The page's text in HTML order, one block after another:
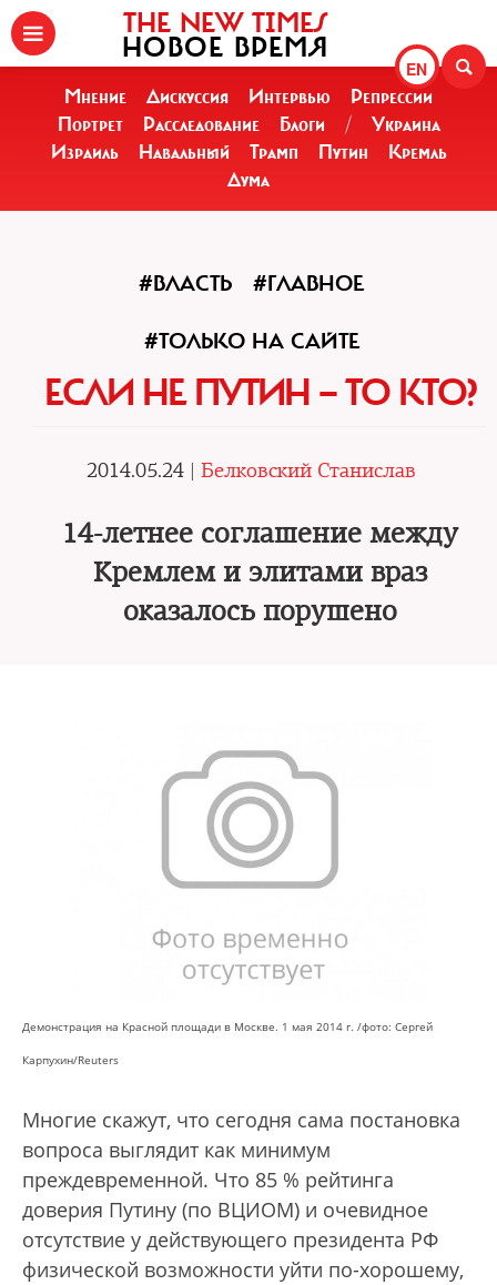
EN
THE NEW TIMES
НОВОЕ ВРЕМЯ
Мнение Дискуссия Интервью
Репрессии
Портрет
Расследование Блоги /
Украина
Израиль
Навальный Трамп Путин
Кремль
Дума
#ВЛАСТЬ #ГЛАВНОЕ
#ТОЛЬКО НА САЙТЕ
ЕСЛИ НЕ ПУТИН — ТО КТО?
2014.05.24 | Белковский Станислав
14-летнее соглашение между
Кремлем и элитами враз
оказалось порушено
Демонстрация на Красной площади в Москве. 1 мая 2014 г. /фото: Сергей
Карпухин/Reuters
Многие скажут, что сегодня сама постановка
вопроса выглядит как минимум
преждевременной. Что 85 % рейтинга
доверия Путину (по ВЦИОМ) и очевидное
отсутствие у действующего президента РФ
физической возможности уйти по-хорошему,